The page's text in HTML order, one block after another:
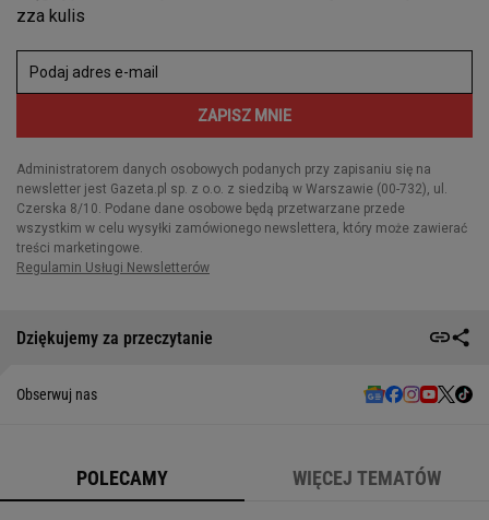
Dziękujemy za przeczytanie
Obserwuj nas
POLECAMY WIĘCEJ TEMATÓW